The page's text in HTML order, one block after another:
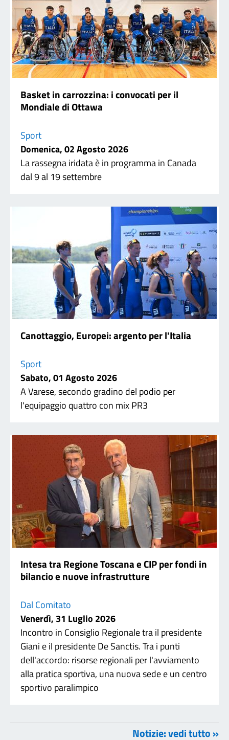
Basket in carrozzina: i convocati per il
Mondiale di Ottawa
Sport
Domenica, 02 Agosto 2026
La rassegna iridata è in programma in Canada
dal 9 al 19 settembre
Canottaggio, Europei: argento per l'Italia
Sport
Sabato, 01 Agosto 2026
A Varese, secondo gradino del podio per
l'equipaggio quattro con mix PR3
Intesa tra Regione Toscana e CIP per fondi in
bilancio e nuove infrastrutture
Dal Comitato
Venerdì, 31 Luglio 2026
Incontro in Consiglio Regionale tra il presidente
Giani e il presidente De Sanctis. Tra i punti
dell'accordo: risorse regionali per l'avviamento
alla pratica sportiva, una nuova sede e un centro
sportivo paralimpico
Notizie: vedi tutto »